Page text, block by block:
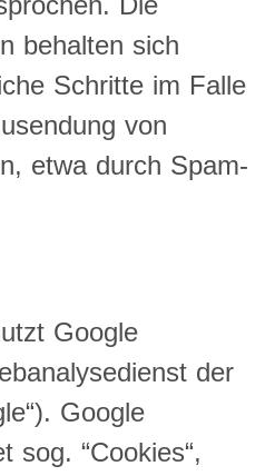
behalten sich
Schritte im Falle
von
etwa durch Spam-
Google
der
Google
sog. “Cookies“,